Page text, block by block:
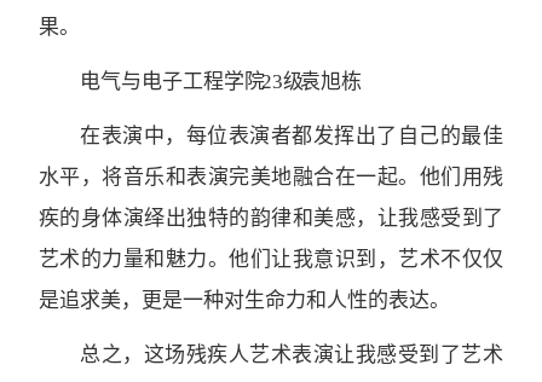
果。
电气与电子工程学院 23级 袁旭栋
在表演中，每位表演者都发挥出了自己的最佳
水平，将音乐和表演完美地融合在一起。他们用残
疾的身体演绎出独特的韵律和美感，让我感受到了
艺术的力量和魅力。他们让我意识到，艺术不仅仅
是追求美，更是一种对生命力和人性的表达。
总之，这场残疾人艺术表演让我感受到了艺术